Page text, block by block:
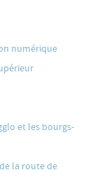
numérique
et les bourgs-
la route de